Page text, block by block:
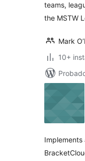
teams,
the MSTW
Mark
10+